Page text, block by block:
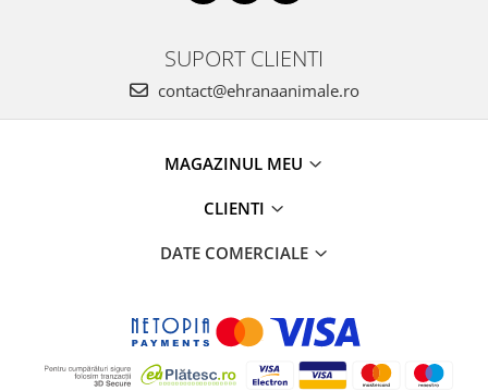
SUPORT CLIENTI
contact@ehranaanimale.ro
MAGAZINUL MEU
CLIENTI
DATE COMERCIALE